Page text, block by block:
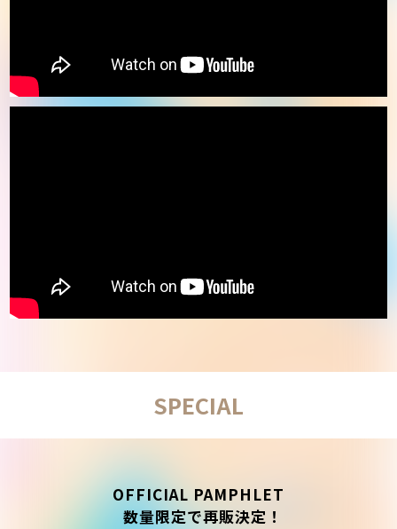
SPECIAL
OFFICIAL PAMPHLET
数量限定で再販決定！